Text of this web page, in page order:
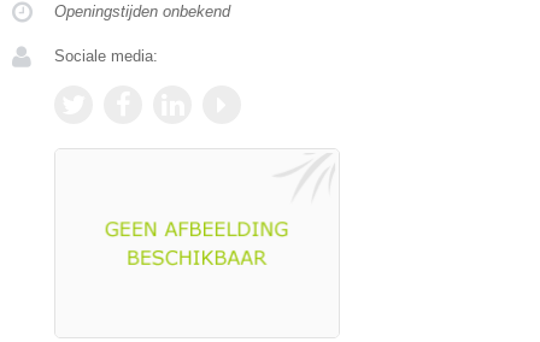
Openingstijden onbekend
Sociale media: